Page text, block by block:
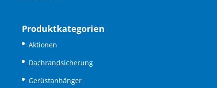
Produktkategorien
Aktionen
Dachrandsicherung
Gerüstanhänger